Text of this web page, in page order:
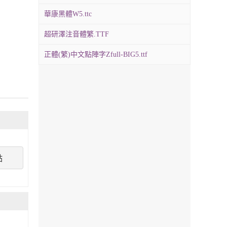
華康黑體W5.ttc
超研澤注音體繁.TTF
正體(繁)中文點陣字Zfull-BIG5.ttf